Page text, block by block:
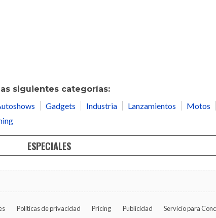
siguientes categorías:
Gadgets Industria Lanzamientos Motos
ESPECIALES
Políticas de privacidad Pricing Publicidad Servicio para